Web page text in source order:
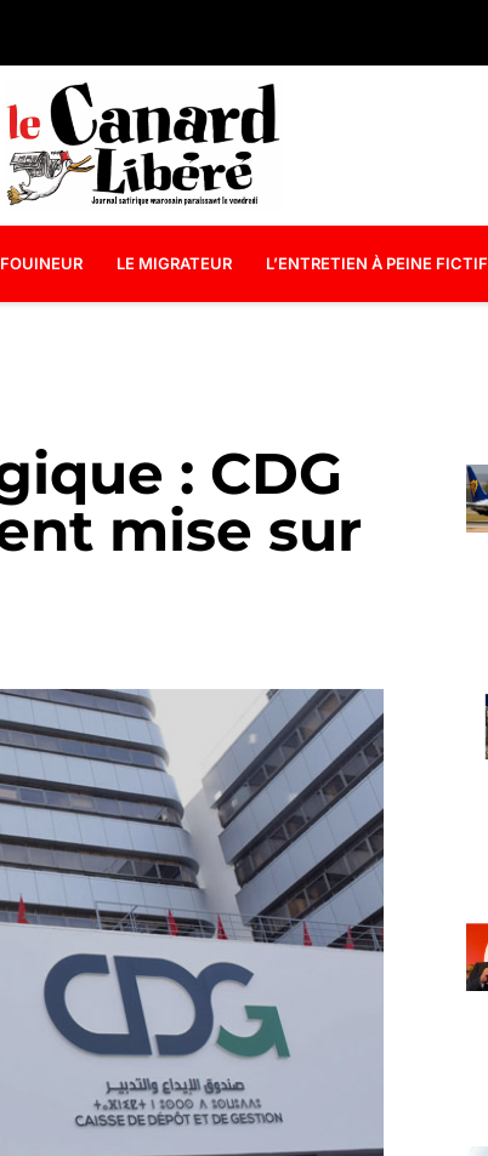
LE MIGRATEUR L’ENTRETIEN À PEINE FICTIF
: CDG
mise sur